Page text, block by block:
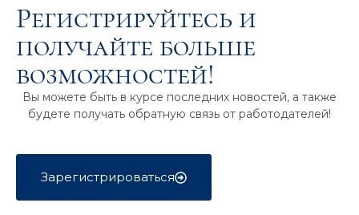
Регистрируйтесь и
получайте больше
возможностей!
Вы можете быть в курсе последних новостей, а также
будете получать обратную связь от работодателей!
Зарегистрироваться